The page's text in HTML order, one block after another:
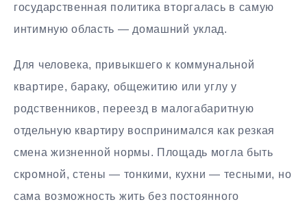
государственная политика вторгалась в самую
интимную область — домашний уклад.
Для человека, привыкшего к коммунальной
квартире, бараку, общежитию или углу у
родственников, переезд в малогабаритную
отдельную квартиру воспринимался как резкая
смена жизненной нормы. Площадь могла быть
скромной, стены — тонкими, кухни — тесными, но
сама возможность жить без постоянного